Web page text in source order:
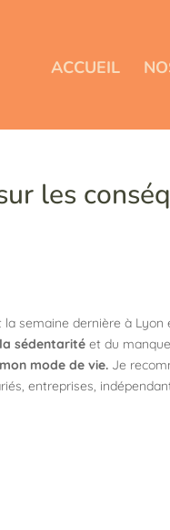
ACCUEIL
les
semaine dernière à Lyon
sédentarité et du
mode de vie. Je
entreprises,